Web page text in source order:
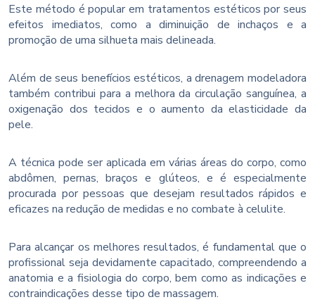
Este método é popular em tratamentos estéticos por seus
efeitos imediatos, como a diminuição de inchaços e a
promoção de uma silhueta mais delineada.
Além de seus benefícios estéticos, a drenagem modeladora
também contribui para a melhora da circulação sanguínea, a
oxigenação dos tecidos e o aumento da elasticidade da
pele.
A técnica pode ser aplicada em várias áreas do corpo, como
abdômen, pernas, braços e glúteos, e é especialmente
procurada por pessoas que desejam resultados rápidos e
eficazes na redução de medidas e no combate à celulite.
Para alcançar os melhores resultados, é fundamental que o
profissional seja devidamente capacitado, compreendendo a
anatomia e a fisiologia do corpo, bem como as indicações e
contraindicações desse tipo de massagem.